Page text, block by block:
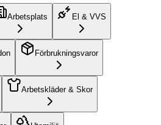
Arbetsplats El & VVS
Förbrukningsvaror
Arbetskläder & Skor